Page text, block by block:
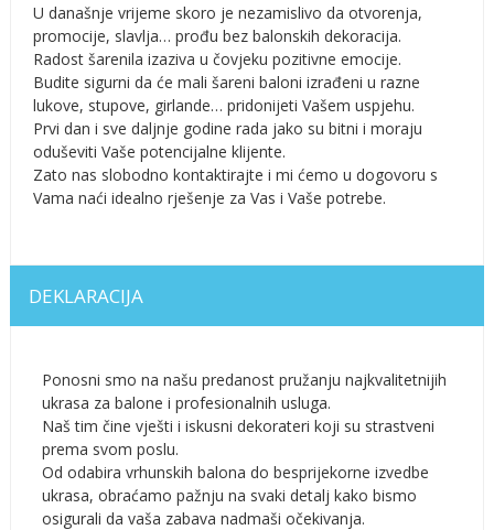
U današnje vrijeme skoro je nezamislivo da otvorenja,
promocije, slavlja… prođu bez balonskih dekoracija.
Radost šarenila izaziva u čovjeku pozitivne emocije.
Budite sigurni da će mali šareni baloni izrađeni u razne
lukove, stupove, girlande… pridonijeti Vašem uspjehu.
Prvi dan i sve daljnje godine rada jako su bitni i moraju
oduševiti Vaše potencijalne klijente.
Zato nas slobodno kontaktirajte i mi ćemo u dogovoru s
Vama naći idealno rješenje za Vas i Vaše potrebe.
DEKLARACIJA
Ponosni smo na našu predanost pružanju najkvalitetnijih
ukrasa za balone i profesionalnih usluga.
Naš tim čine vješti i iskusni dekorateri koji su strastveni
prema svom poslu.
Od odabira vrhunskih balona do besprijekorne izvedbe
ukrasa, obraćamo pažnju na svaki detalj kako bismo
osigurali da vaša zabava nadmaši očekivanja.